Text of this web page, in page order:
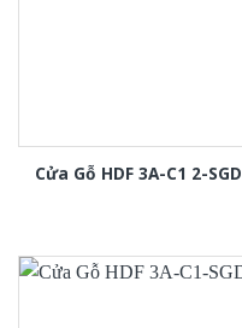
Cửa Gỗ HDF 3A-C1 2-SGD